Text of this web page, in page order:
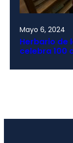
Mayo 6, 2024
Herbario de
celebra 100